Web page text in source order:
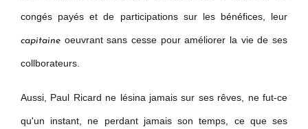
congés payés et de participations sur les bénéfices, leur
capitaine oeuvrant sans cesse pour améliorer la vie de ses
collborateurs.
Aussi, Paul Ricard ne lésina jamais sur ses rêves, ne fut-ce
qu'un instant, ne perdant jamais son temps, ce que ses